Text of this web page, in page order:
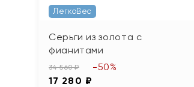
ЛегкоВес
Серьги из золота с
фианитами
34 560 ₽
17 280 ₽
-50%